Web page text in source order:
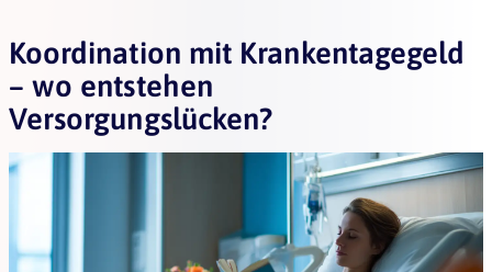
Koordination mit Krankentagegeld
– wo entstehen
Versorgungslücken?